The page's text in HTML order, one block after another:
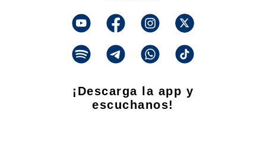
¡Descarga la app y
escuchanos!